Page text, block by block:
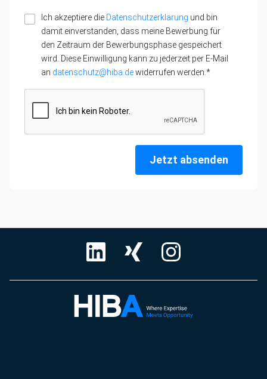
Ich akzeptiere die Datenschutzerklärung und bin
damit einverstanden, dass meine Bewerbung für
den Zeitraum der Bewerbungsphase gespeichert
wird. Diese Einwilligung kann zu jederzeit per E-Mail
an datenschutz@hiba.dewiderrufen werden.*
Jetzt absenden